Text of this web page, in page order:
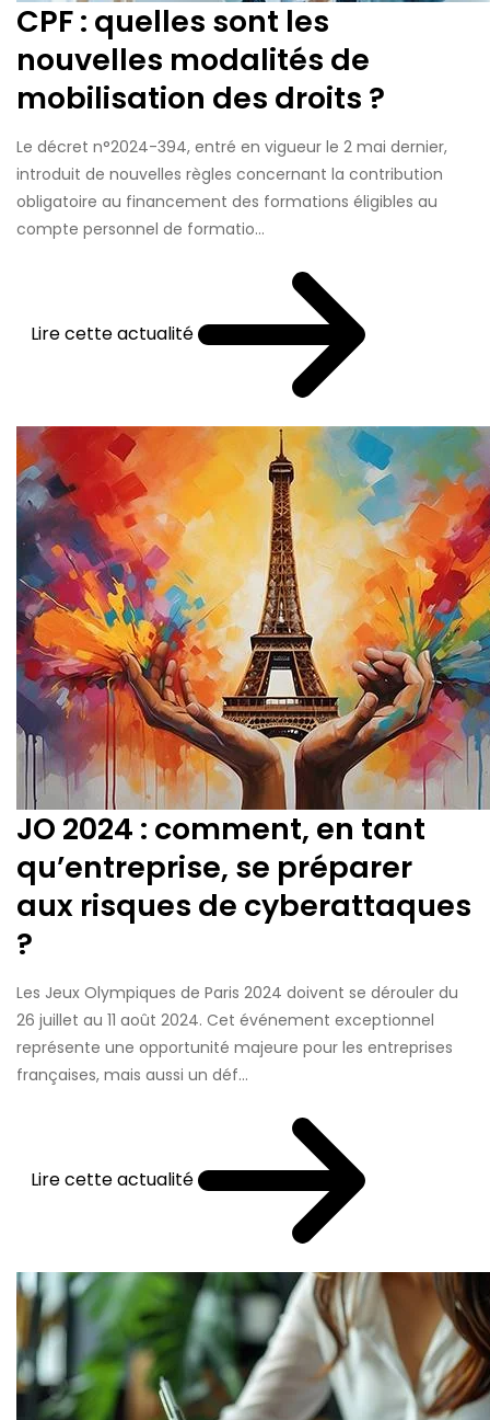
CPF : quelles sont les
nouvelles modalités de
mobilisation des droits ?
Le décret n°2024-394, entré en vigueur le 2 mai dernier,
introduit de nouvelles règles concernant la contribution
obligatoire au financement des formations éligibles au
compte personnel de formatio...
Lire cette actualité
JO 2024 : comment, en tant
qu’entreprise, se préparer
aux risques de cyberattaques
?
Les Jeux Olympiques de Paris 2024 doivent se dérouler du
26 juillet au 11 août 2024. Cet événement exceptionnel
représente une opportunité majeure pour les entreprises
françaises, mais aussi un déf...
Lire cette actualité